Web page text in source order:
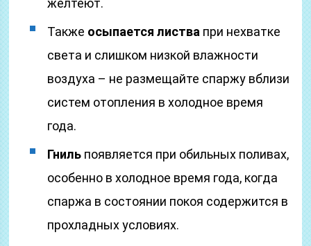
желтеют.
Также осыпается листва при нехватке
света и слишком низкой влажности
воздуха – не размещайте спаржу вблизи
систем отопления в холодное время
года.
Гниль появляется при обильных поливах,
особенно в холодное время года, когда
спаржа в состоянии покоя содержится в
прохладных условиях.